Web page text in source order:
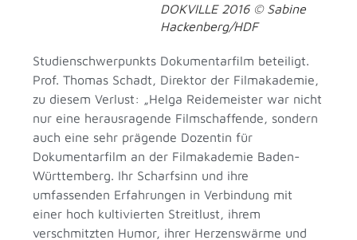
DOKVILLE 2016 © Sabine
Hackenberg/HDF
Studienschwerpunkts Dokumentarfilm beteiligt.
Prof. Thomas Schadt, Direktor der Filmakademie,
zu diesem Verlust: „Helga Reidemeister war nicht
nur eine herausragende Filmschaffende, sondern
auch eine sehr prägende Dozentin für
Dokumentarfilm an der Filmakademie Baden-
Württemberg. Ihr Scharfsinn und ihre
umfassenden Erfahrungen in Verbindung mit
einer hoch kultivierten Streitlust, ihrem
verschmitzten Humor, ihrer Herzenswärme und